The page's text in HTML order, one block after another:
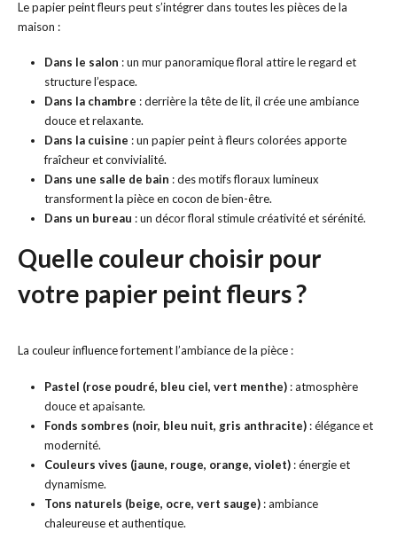
Le papier peint fleurs peut s’intégrer dans toutes les pièces de la
maison :
Dans le salon : un mur panoramique floral attire le regard et
structure l’espace.
Dans la chambre : derrière la tête de lit, il crée une ambiance
douce et relaxante.
Dans la cuisine : un papier peint à fleurs colorées apporte
fraîcheur et convivialité.
Dans une salle de bain : des motifs floraux lumineux
transforment la pièce en cocon de bien-être.
Dans un bureau : un décor floral stimule créativité et sérénité.
Quelle couleur choisir pour
votre papier peint fleurs ?
La couleur influence fortement l’ambiance de la pièce :
Pastel (rose poudré, bleu ciel, vert menthe): atmosphère
douce et apaisante.
Fonds sombres (noir, bleu nuit, gris anthracite): élégance et
modernité.
Couleurs vives (jaune, rouge, orange, violet): énergie et
dynamisme.
Tons naturels (beige, ocre, vert sauge): ambiance
chaleureuse et authentique.